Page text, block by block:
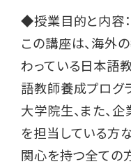
◆授業目的と内容：
この講座は、海外
わっている日本語
語教師養成プログ
大学院生、また、
を担当している方
関心を持つ全ての